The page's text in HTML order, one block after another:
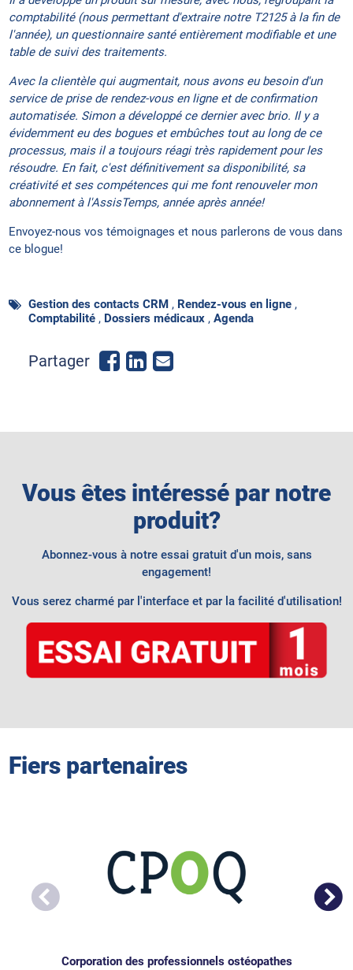
comptabilité (nous permettant d'extraire notre T2125 à la fin de
l'année), un questionnaire santé entièrement modifiable et une
table de suivi des traitements.
Avec la clientèle qui augmentait, nous avons eu besoin d'un
service de prise de rendez-vous en ligne et de confirmation
automatisée. Simon a développé ce dernier avec brio. Il y a
évidemment eu des bogues et embûches tout au long de ce
processus, mais il a toujours réagi très rapidement pour les
résoudre. En fait, c'est définitivement sa disponibilité, sa
créativité et ses compétences qui me font renouveler mon
abonnement à l'AssisTemps, année après année!
Envoyez-nous vos témoignages et nous parlerons de vous dans
ce blogue!
Gestion des contacts CRM , Rendez-vous en ligne ,
Comptabilité , Dossiers médicaux ,Agenda
Partager
Share
on
Share
on
Send
Vous êtes intéressé par notre
produit?
Abonnez-vous à notre essai gratuit d'un mois, sans
engagement!
Vous serez charmé par l'interface et par la facilité d'utilisation!
Fiers partenaires
Corporation des professionnels ostéopathes